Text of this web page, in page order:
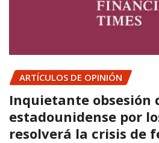
ARTÍCULOS DE OPINIÓN
Inquietante obsesión
estadounidense por
resolverá la crisis de